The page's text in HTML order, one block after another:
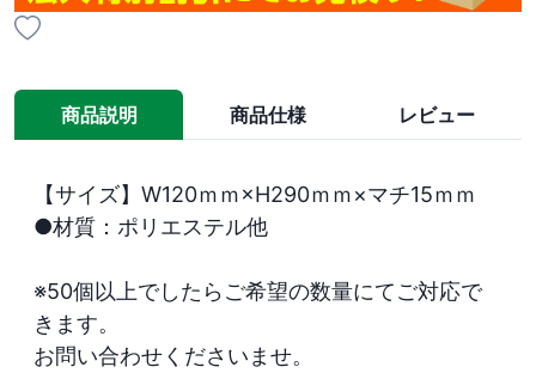
商品説明 商品仕様 レビュー
【サイズ】W120ｍｍ×H290ｍｍ×マチ15ｍｍ
●材質：ポリエステル他
※50個以上でしたらご希望の数量にてご対応で
きます。
お問い合わせくださいませ。